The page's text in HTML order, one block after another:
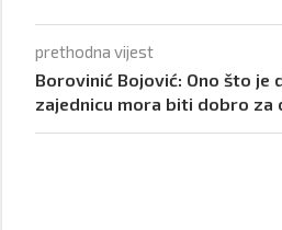
prethodna vijest
Borovinić Bojović: Ono što je
zajednicu mora biti dobro za